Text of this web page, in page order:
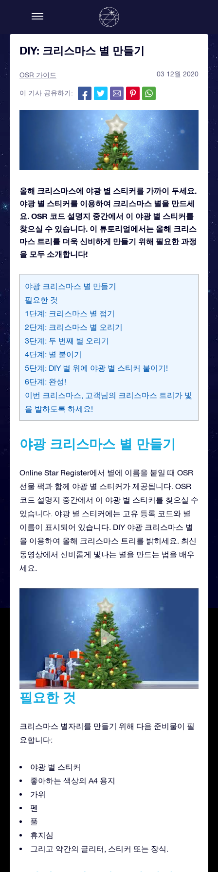
DIY: 크리스마스 별 만들기
OSR 가이드 03 12월 2020
이 기사 공유하기:
올해 크리스마스에 야광 별 스티커를 가까이 두세요.
야광 별 스티커를 이용하여 크리스마스 별을 만드세
요. OSR 코드 설명지 중간에서 이 야광 별 스티커를
찾으실 수 있습니다. 이 튜토리얼에서는 올해 크리스
마스 트리를 더욱 신비하게 만들기 위해 필요한 과정
을 모두 소개합니다!
야광 크리스마스 별 만들기
필요한 것
1단계: 크리스마스 별 접기
2단계: 크리스마스 별 오리기
3단계: 두 번째 별 오리기
4단계: 별 붙이기
5단계: DIY 별 위에 야광 별 스티커 붙이기!
6단계: 완성!
이번 크리스마스, 고객님의 크리스마스 트리가 빛
을 발하도록 하세요!
야광 크리스마스 별 만들기
Online Star Register에서 별에 이름을 붙일 때 OSR
선물 팩과 함께 야광 별 스티커가 제공됩니다. OSR
코드 설명지 중간에서 이 야광 별 스티커를 찾으실 수
있습니다. 야광 별 스티커에는 고유 등록 코드와 별
이름이 표시되어 있습니다. DIY 야광 크리스마스 별
을 이용하여 올해 크리스마스 트리를 밝히세요. 최신
동영상에서 신비롭게 빛나는 별을 만드는 법을 배우
세요.
필요한 것
크리스마스 별자리를 만들기 위해 다음 준비물이 필
요합니다:
야광 별 스티커
좋아하는 색상의 A4 용지
가위
펜
풀
휴지심
그리고 약간의 글리터, 스티커 또는 장식.